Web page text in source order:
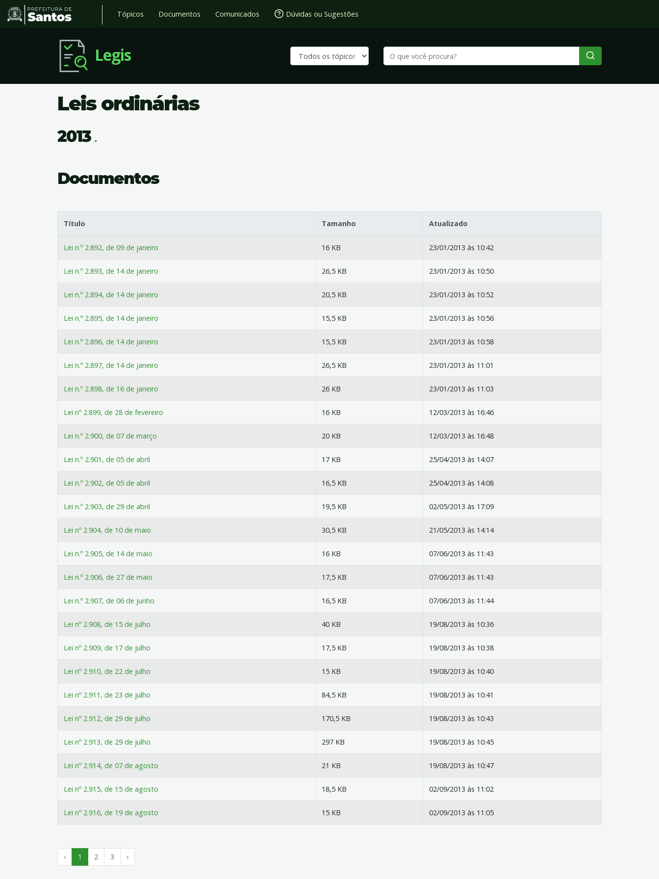
Tópicos Documentos Comunicados Dúvidas ou Sugestões
Legis
Leis ordinárias
2013 .
Documentos
Título Tamanho Atualizado
Lei n.º 2.892, de 09 de janeiro 16 KB 23/01/2013 às 10:42
Lei n.º 2.893, de 14 de janeiro 26,5 KB 23/01/2013 às 10:50
Lei n.º 2.894, de 14 de janeiro 20,5 KB 23/01/2013 às 10:52
Lei n.º 2.895, de 14 de janeiro 15,5 KB 23/01/2013 às 10:56
Lei n.º 2.896, de 14 de janeiro 15,5 KB 23/01/2013 às 10:58
Lei n.º 2.897, de 14 de janeiro 26,5 KB 23/01/2013 às 11:01
Lei n.º 2.898, de 16 de janeiro 26 KB 23/01/2013 às 11:03
Lei nº 2.899, de 28 de fevereiro 16 KB 12/03/2013 às 16:46
Lei n.º 2.900, de 07 de março 20 KB 12/03/2013 às 16:48
Lei n.º 2.901, de 05 de abril 17 KB 25/04/2013 às 14:07
Lei n.º 2.902, de 05 de abril 16,5 KB 25/04/2013 às 14:08
Lei n.º 2.903, de 29 de abril 19,5 KB 02/05/2013 às 17:09
Lei nº 2.904, de 10 de maio 30,5 KB 21/05/2013 às 14:14
Lei n.º 2.905, de 14 de maio 16 KB 07/06/2013 às 11:43
Lei n.º 2.906, de 27 de maio 17,5 KB 07/06/2013 às 11:43
Lei n.º 2.907, de 06 de junho 16,5 KB 07/06/2013 às 11:44
Lei nº 2.908, de 15 de julho 40 KB 19/08/2013 às 10:36
Lei nº 2.909, de 17 de julho 17,5 KB 19/08/2013 às 10:38
Lei nº 2.910, de 22 de julho 15 KB 19/08/2013 às 10:40
Lei nº 2.911, de 23 de julho 84,5 KB 19/08/2013 às 10:41
Lei nº 2.912, de 29 de julho 170,5 KB 19/08/2013 às 10:43
Lei nº 2.913, de 29 de julho 297 KB 19/08/2013 às 10:45
Lei nº 2.914, de 07 de agosto 21 KB 19/08/2013 às 10:47
Lei nº 2.915, de 15 de agosto 18,5 KB 02/09/2013 às 11:02
Lei nº 2.916, de 19 de agosto 15 KB 02/09/2013 às 11:05
‹ 1 2 3 ›